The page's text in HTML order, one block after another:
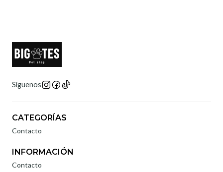
Síguenos
CATEGORÍAS
Contacto
INFORMACIÓN
Contacto